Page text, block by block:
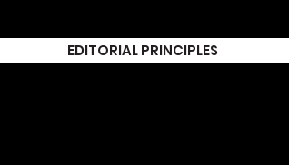
EDITORIAL PRINCIPLES